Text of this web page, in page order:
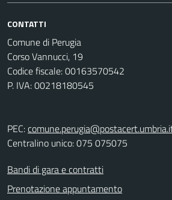
CONTATTI
Comune di Perugia
Corso Vannucci, 19
Codice fiscale: 00163570542
P. IVA: 00218180545
PEC:
Centralino unico: 075 075075
Bandi di gara e contratti
Prenotazione appuntamento